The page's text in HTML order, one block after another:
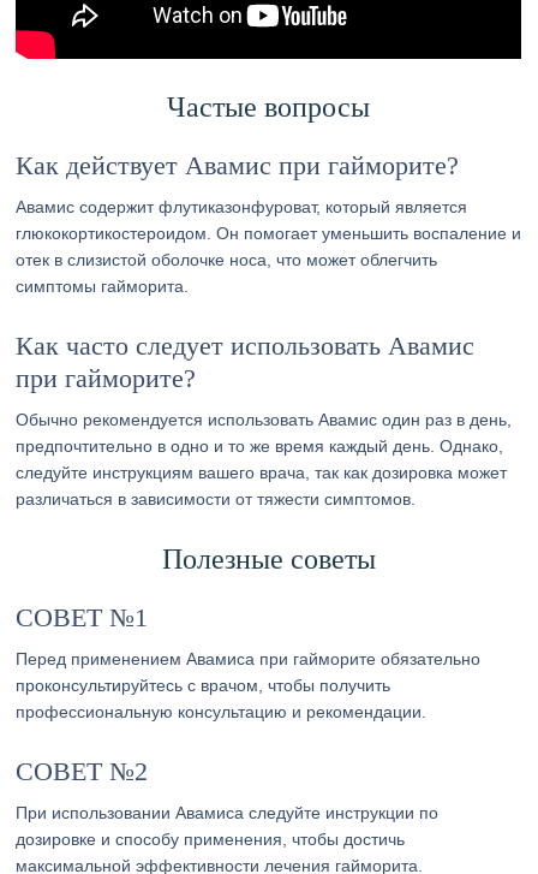
Частые вопросы
Как действует Авамис при гайморите?
Авамис содержит флутиказонфуроват, который является
глюкокортикостероидом. Он помогает уменьшить воспаление и
отек в слизистой оболочке носа, что может облегчить
симптомы гайморита.
Как часто следует использовать Авамис
при гайморите?
Обычно рекомендуется использовать Авамис один раз в день,
предпочтительно в одно и то же время каждый день. Однако,
следуйте инструкциям вашего врача, так как дозировка может
различаться в зависимости от тяжести симптомов.
Полезные советы
СОВЕТ №1
Перед применением Авамиса при гайморите обязательно
проконсультируйтесь с врачом, чтобы получить
профессиональную консультацию и рекомендации.
СОВЕТ №2
При использовании Авамиса следуйте инструкции по
дозировке и способу применения, чтобы достичь
максимальной эффективности лечения гайморита.